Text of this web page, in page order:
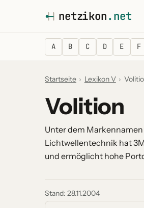
netzikon.net
A B C D E F
Startseite › Lexikon V ›
Volition
Unter dem
Lichtwellentechnik hat
und ermöglicht hohe
Stand: 28.11.2004